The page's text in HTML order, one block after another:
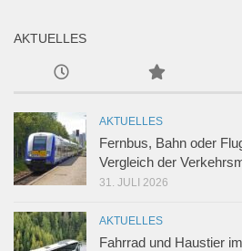
AKTUELLES
AKTUELLES
Fernbus, Bahn oder
Vergleich der
31. JULI 2026
AKTUELLES
Fahrrad und Haustier